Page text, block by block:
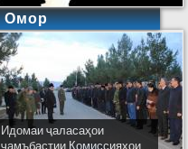
Омор
Идомаи ҷаласаҳои
ҷамъбастии Комиссияҳои